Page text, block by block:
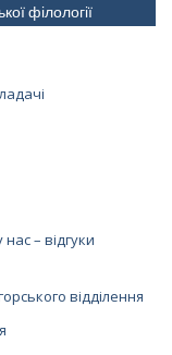
філології
– відгуки
відділення